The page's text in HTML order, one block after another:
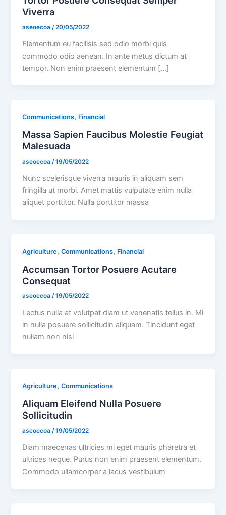
Viverra
aseoecoa /20/05/2022
Elementum eu facilisis sed odio morbi quis
commodo odio aenean. In ante metus dictum at
tempor. Non enim praesent elementum […]
Communications, Financial
Massa Sapien Faucibus Molestie Feugiat
Malesuada
aseoecoa/19/05/2022
Nunc scelerisque viverra mauris in aliquam sem
fringilla ut morbi. Amet mattis vulputate enim nulla
aliquet porttitor. Nulla porttitor massa
Agriculture,Communications, Financial
Accumsan Tortor Posuere Acutare
Consequat
aseoecoa/19/05/2022
Lectus nulla at volutpat diam ut venenatis tellus in. Mi
in nulla posuere sollicitudin aliquam. Tincidunt eget
nullam non nisi
Agriculture,Communications
Aliquam Eleifend Nulla Posuere
Sollicitudin
aseoecoa/19/05/2022
Diam maecenas ultricies mi eget mauris pharetra et
ultrices neque. Purus non enim praesent elementum.
Commodo ullamcorper a lacus vestibulum